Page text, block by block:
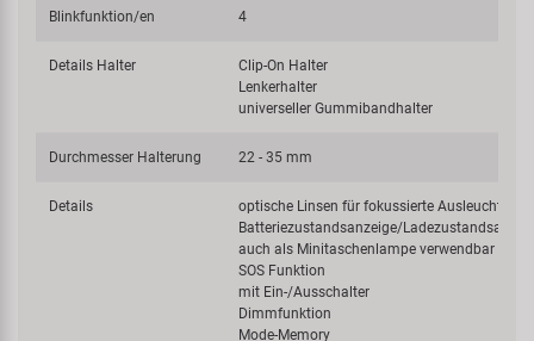
Blinkfunktion/en 4
Details Halter
Clip-On Halter
Lenkerhalter
universeller Gummibandhalter
Durchmesser Halterung 22 - 35 mm
Details
optische Linsen für fokussierte Ausleuchtung
Batteriezustandsanzeige/
auch als Minitaschenlampe verwendbar
SOS Funktion
mit Ein-/Ausschalter
Dimmfunktion
Mode-Memory